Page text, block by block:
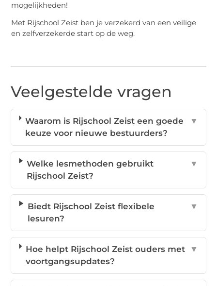
mogelijkheden!
Met Rijschool Zeist ben je verzekerd van een veilige
en zelfverzekerde start op de weg.
Veelgestelde vragen
Waarom is Rijschool Zeist een goede
keuze voor nieuwe bestuurders?
▼
Welke lesmethoden gebruikt
Rijschool Zeist?
▼
Biedt Rijschool Zeist flexibele
lesuren?
▼
Hoe helpt Rijschool Zeist ouders met
voortgangsupdates?
▼